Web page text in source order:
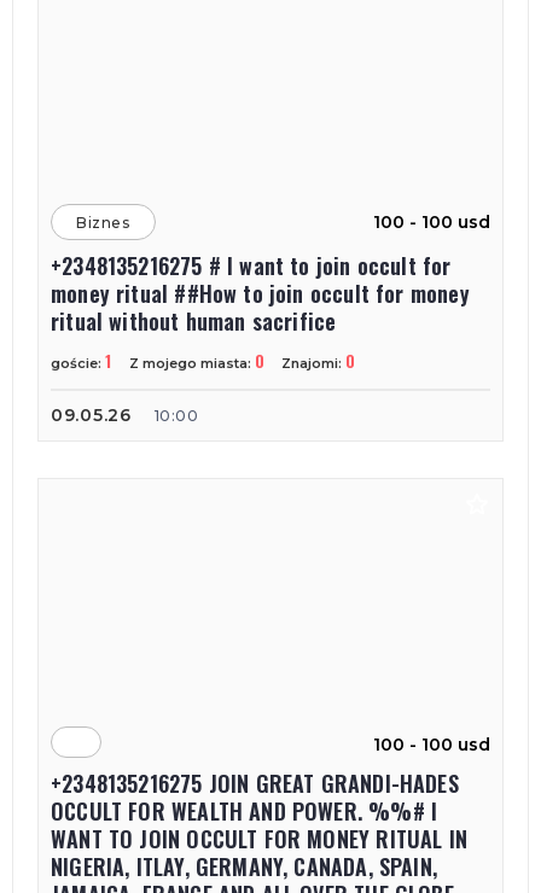
Biznes 100 - 100 usd
+2348135216275 # I want to join occult for
money ritual ##How to join occult for money
ritual without human sacrifice
goście: 1 Z mojego miasta: 0 Znajomi: 0
09.05.26 10:00
100 - 100 usd
+2348135216275 JOIN GREAT GRANDI-HADES
OCCULT FOR WEALTH AND POWER. %%# I
WANT TO JOIN OCCULT FOR MONEY RITUAL IN
NIGERIA, ITLAY, GERMANY, CANADA, SPAIN,